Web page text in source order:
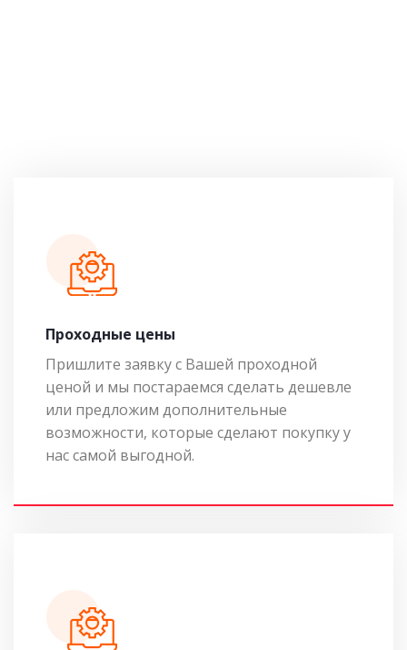
Проходные цены
Пришлите заявку с Вашей проходной
ценой и мы постараемся сделать дешевле
или предложим дополнительные
возможности, которые сделают покупку у
нас самой выгодной.